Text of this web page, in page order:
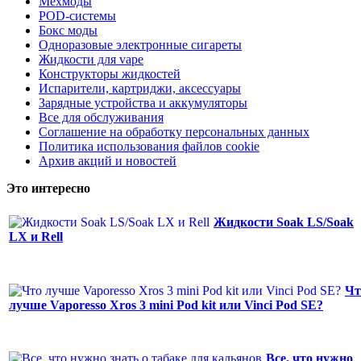
POD-системы
Бокс моды
Одноразовые электронные сигареты
Жидкости для vape
Конструкторы жидкостей
Испарители, картриджи, аксессуары
Зарядные устройства и аккумуляторы
Все для обслуживания
Соглашение на обработку персональных данных
Политика использования файлов cookie
Архив акций и новостей
Это интересно
Жидкости Soak LS/Soak
LX и Rell
лучше Vaporesso Xros 3 mini Pod kit или Vinci Pod SE?